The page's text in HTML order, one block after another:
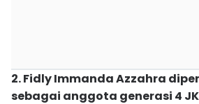
2. Fidly Immanda Azzahra
sebagai anggota generasi 4